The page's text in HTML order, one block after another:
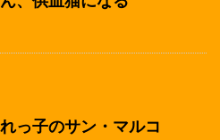
っ子のサン・マルコ